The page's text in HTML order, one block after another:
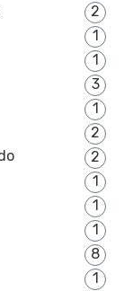
2
1
1
3
1
2
2
1
1
1
8
1